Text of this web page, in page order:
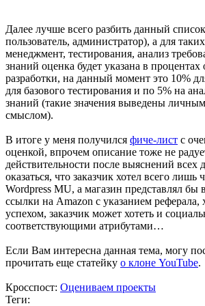
Далее лучше всего разбить данный
пользователь, администратор), а для
менеджмент, тестирования, анализ
знаний оценка будет указана в
разработки, на данный момент это 10%
для базового тестирования и по 5% на
знаний (такие значения выведены
смыслом).
В итоге у меня получился фиче-лист с
оценкой, впрочем описание тоже не
действительности после выяснений всех
оказаться, что заказчик хотел всего лишь
Wordpress MU, а магазин представлял
ссылки на Amazon с указанием реферала,
успехом, заказчик может хотеть и
соответствующими атрибутами…
Если Вам интересна данная тема, могу
прочитать еще статейку о клоне YouTube.
Кросспост: Оцениваем проекты
Теги: